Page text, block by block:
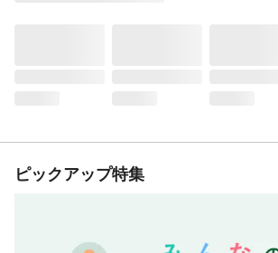
ピックアップ特集